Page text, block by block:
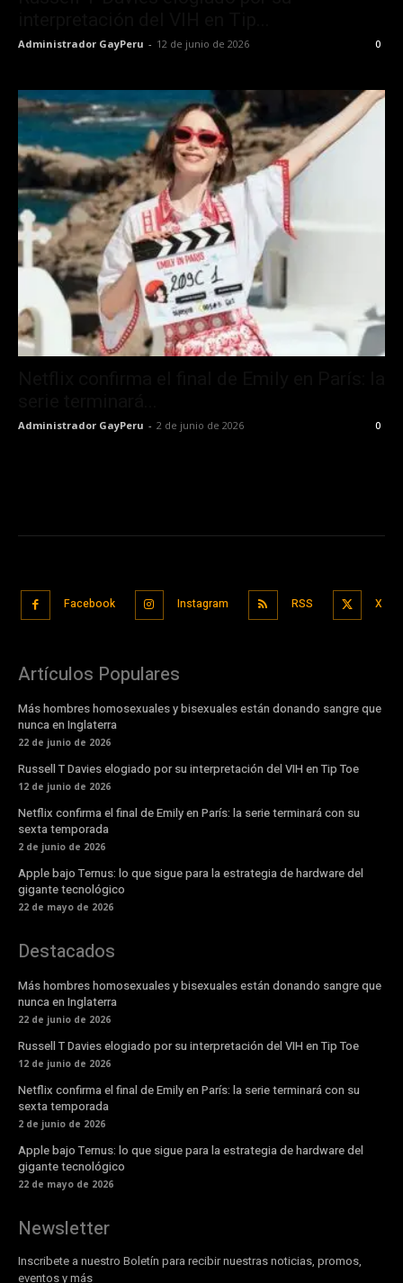
Administrador GayPeru - 12 de junio de 2026 0
Administrador GayPeru - 2 de junio de 2026 0
Facebook Instagram RSS X
Artículos Populares
Más hombres homosexuales y bisexuales están donando sangre que
nunca en Inglaterra
22 de junio de 2026
Russell T Davies elogiado por su interpretación del VIH en Tip Toe
12 de junio de 2026
Netflix confirma el final de Emily en París: la serie terminará con su
sexta temporada
2 de junio de 2026
Apple bajo Ternus: lo que sigue para la estrategia de hardware del
gigante tecnológico
22 de mayo de 2026
Destacados
Más hombres homosexuales y bisexuales están donando sangre que
nunca en Inglaterra
22 de junio de 2026
Russell T Davies elogiado por su interpretación del VIH en Tip Toe
12 de junio de 2026
Netflix confirma el final de Emily en París: la serie terminará con su
sexta temporada
2 de junio de 2026
Apple bajo Ternus: lo que sigue para la estrategia de hardware del
gigante tecnológico
22 de mayo de 2026
Newsletter
Inscribete a nuestro Boletín para recibir nuestras noticias, promos,
eventos y más